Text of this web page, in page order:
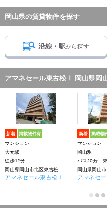
岡山県の賃貸物件を探す
沿線・駅から探す
アマネセール東古松Ⅰ 岡山県岡
新着 掲載物件有
マンション
大元駅
徒歩12分
アマネセール東古松Ⅰ
新着 掲載物
マンション
岡山駅
バス20分 東古松
アマネセ